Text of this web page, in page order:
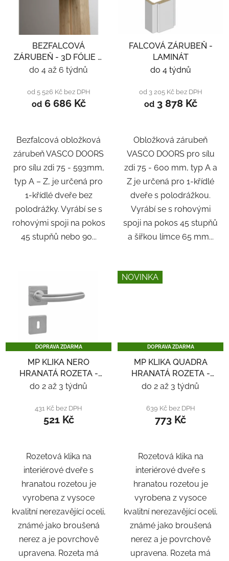
BEZFALCOVÁ
ZÁRUBEŇ - 3D FÓLIE A
LAMINÁT
do 4 až 6 týdnů
od 5 526 Kč bez DPH
od6 686 Kč
Bezfalcová obložková
zárubeň VASCO DOORS
pro sílu zdi 75 - 593mm,
typ A – Z, je určená pro
1-křídlé dveře bez
polodrážky. Vyrábí se s
rohovými spoji na pokos
45 stupňů nebo 90...
FALCOVÁ ZÁRUBEŇ -
LAMINÁT
do 4 týdnů
od 3 205 Kč bez DPH
od3 878 Kč
Obložková zárubeň
VASCO DOORS pro sílu
zdi 75 - 600 mm, typ A a
Z je určená pro 1-křídlé
dveře s polodrážkou.
Vyrábí se s rohovými
spoji na pokos 45 stupňů
a šířkou límce 65 mm...
DOPRAVA ZDARMA
MP KLIKA NERO
HRANATÁ ROZETA -
NEREZ
do 2 až 3 týdnů
431 Kč bez DPH
521 Kč
Rozetová klika na
interiérové ​​dveře s
hranatou rozetou je
vyrobena z vysoce
kvalitní nerezavějící oceli,
známé jako broušená
nerez a je povrchově
upravena. Rozeta má
NOVINKA
DOPRAVA ZDARMA
MP KLIKA QUADRA
HRANATÁ ROZETA -
NEREZ
do 2 až 3 týdnů
639 Kč bez DPH
773 Kč
Rozetová klika na
interiérové ​​dveře s
hranatou rozetou je
vyrobena z vysoce
kvalitní nerezavějící oceli,
známé jako broušená
nerez a je povrchově
upravena. Rozeta má